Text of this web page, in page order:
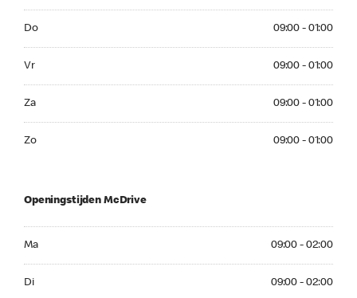
Do 09:00 - 01:00
Vr 09:00 - 01:00
Za 09:00 - 01:00
Zo 09:00 - 01:00
Openingstijden McDrive
Ma 09:00 - 02:00
Di 09:00 - 02:00